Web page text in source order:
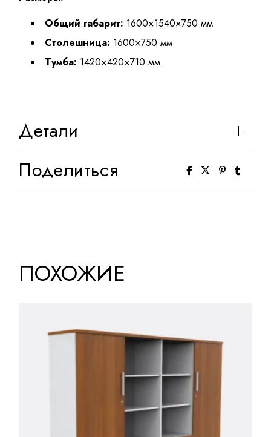
Общий габарит: 1600×1540×750 мм
Столешница: 1600×750 мм
Тумба: 1420×420×710 мм
Детали
Поделиться
ПОХОЖИЕ